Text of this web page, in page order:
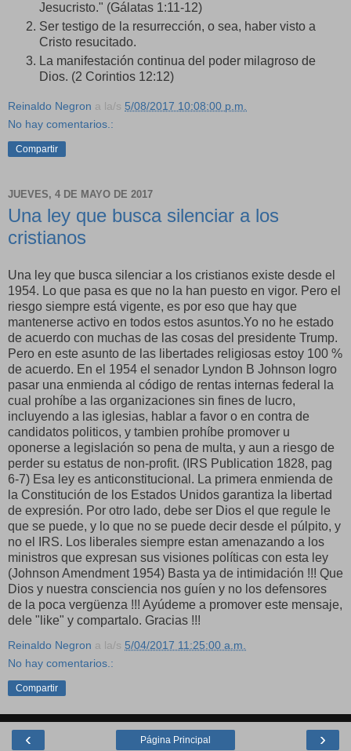
Jesucristo." (Gálatas 1:11-12)
Ser testigo de la resurrección, o sea, haber visto a
Cristo resucitado.
La manifestación continua del poder milagroso de
Dios. (2 Corintios 12:12)
Reinaldo Negron a la/s 5/08/2017 10:08:00 p.m.
No hay comentarios.:
Compartir
JUEVES, 4 DE MAYO DE 2017
Una ley que busca silenciar a los
cristianos
Una ley que busca silenciar a los cristianos existe desde el
1954. Lo que pasa es que no la han puesto en vigor. Pero el
riesgo siempre está vigente, es por eso que hay que
mantenerse activo en todos estos asuntos.Yo no he estado
de acuerdo con muchas de las cosas del presidente Trump.
Pero en este asunto de las libertades religiosas estoy 100 %
de acuerdo. En el 1954 el senador Lyndon B Johnson logro
pasar una enmienda al código de rentas internas federal la
cual prohíbe a las organizaciones sin fines de lucro,
incluyendo a las iglesias, hablar a favor o en contra de
candidatos politicos, y tambien prohíbe promover u
oponerse a legislación so pena de multa, y aun a riesgo de
perder su estatus de non-profit. (IRS Publication 1828, pag
6-7) Esa ley es anticonstitucional. La primera enmienda de
la Constitución de los Estados Unidos garantiza la libertad
de expresión. Por otro lado, debe ser Dios el que regule le
que se puede, y lo que no se puede decir desde el púlpito, y
no el IRS. Los liberales siempre estan amenazando a los
ministros que expresan sus visiones políticas con esta ley
(Johnson Amendment 1954) Basta ya de intimidación !!! Que
Dios y nuestra consciencia nos guíen y no los defensores
de la poca vergüenza !!! Ayúdeme a promover este mensaje,
dele "like" y compartalo. Gracias !!!
Reinaldo Negron a la/s 5/04/2017 11:25:00 a.m.
No hay comentarios.:
Compartir
‹ ›
Página Principal